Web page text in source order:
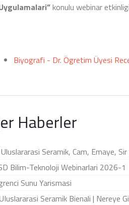
konulu webinar
Biyografi - Dr. Ögretim Üyesi
Haberler
Seramik, Cam, Emaye,
Bilim-Teknoloji Webinarlari 2026-1
Sunu Yarismasi
Seramik Bienali | Nereye